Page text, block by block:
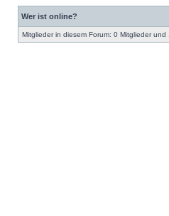
Wer ist online?
Mitglieder in diesem Forum: 0 Mitglieder und